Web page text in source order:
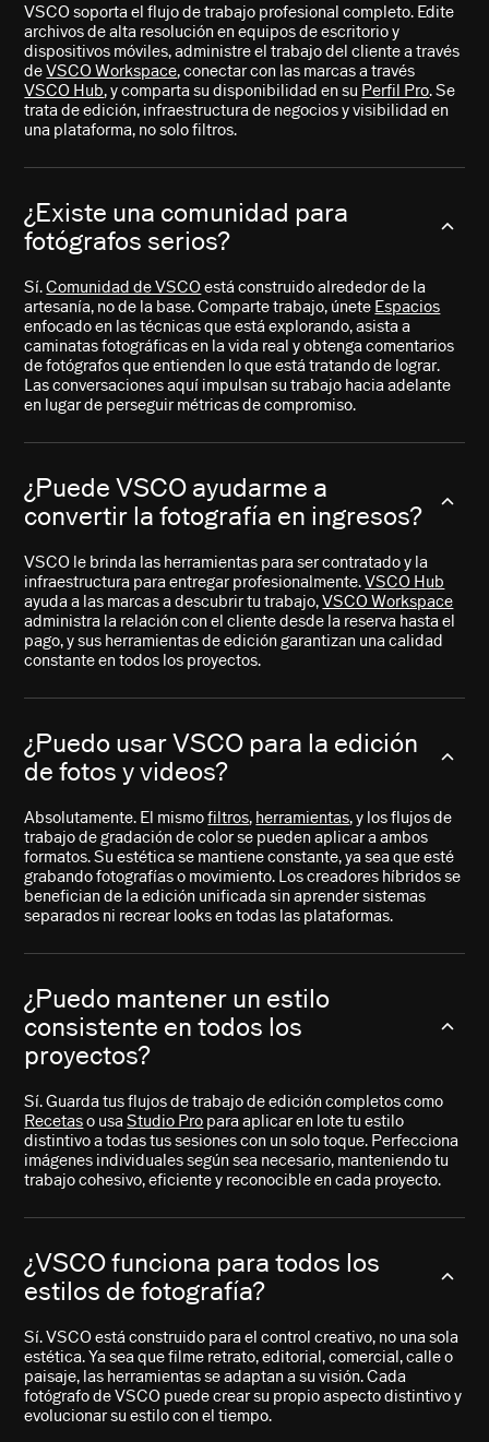
VSCO soporta el flujo de trabajo profesional completo. Edite
archivos de alta resolución en equipos de escritorio y
dispositivos móviles, administre el trabajo del cliente a través
deVSCO Workspace, conectar con las marcas a través
VSCO Hub, y comparta su disponibilidad en su Perfil Pro. Se
trata de edición, infraestructura de negocios y visibilidad en
una plataforma, no solo filtros.
¿Existe una comunidad para
fotógrafos serios?
Sí.Comunidad de VSCOestá construido alrededor de la
artesanía, no de la base. Comparte trabajo, únete Espacios
enfocado en las técnicas que está explorando, asista a
caminatas fotográficas en la vida real y obtenga comentarios
de fotógrafos que entienden lo que está tratando de lograr.
Las conversaciones aquí impulsan su trabajo hacia adelante
en lugar de perseguir métricas de compromiso.
¿Puede VSCO ayudarme a
convertir la fotografía en ingresos?
VSCO le brinda las herramientas para ser contratado y la
infraestructura para entregar profesionalmente.VSCO Hub
ayuda a las marcas a descubrir tu trabajo,VSCO Workspace
administra la relación con el cliente desde la reserva hasta el
pago, y sus herramientas de edición garantizan una calidad
constante en todos los proyectos.
¿Puedo usar VSCO para la edición
de fotos y videos?
Absolutamente. El mismofiltros, herramientas, y los flujos de
trabajo de gradación de color se pueden aplicar a ambos
formatos. Su estética se mantiene constante, ya sea que esté
grabando fotografías o movimiento. Los creadores híbridos se
benefician de la edición unificada sin aprender sistemas
separados ni recrear looks en todas las plataformas.
¿Puedo mantener un estilo
consistente en todos los
proyectos?
Sí. Guarda tus flujos de trabajo de edición completos como
Recetaso usaStudio Pro para aplicar en lote tu estilo
distintivo a todas tus sesiones con un solo toque. Perfecciona
imágenes individuales según sea necesario, manteniendo tu
trabajo cohesivo, eficiente y reconocible en cada proyecto.
¿VSCO funciona para todos los
estilos de fotografía?
Sí. VSCO está construido para el control creativo, no una sola
estética. Ya sea que filme retrato, editorial, comercial, calle o
paisaje, las herramientas se adaptan a su visión. Cada
fotógrafo de VSCO puede crear su propio aspecto distintivo y
evolucionar su estilo con el tiempo.